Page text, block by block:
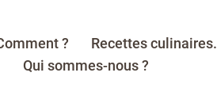
?
Recettes culinaires.
Qui sommes-nous ?